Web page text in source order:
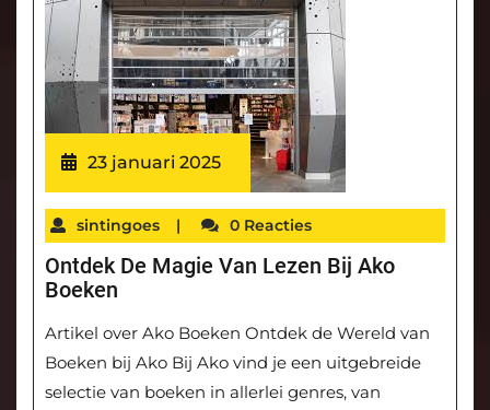
23 januari 2025
sintingoes | 0 Reacties
Ontdek De Magie Van Lezen Bij Ako
Boeken
Artikel over Ako Boeken Ontdek de Wereld van
Boeken bij Ako Bij Ako vind je een uitgebreide
selectie van boeken in allerlei genres, van